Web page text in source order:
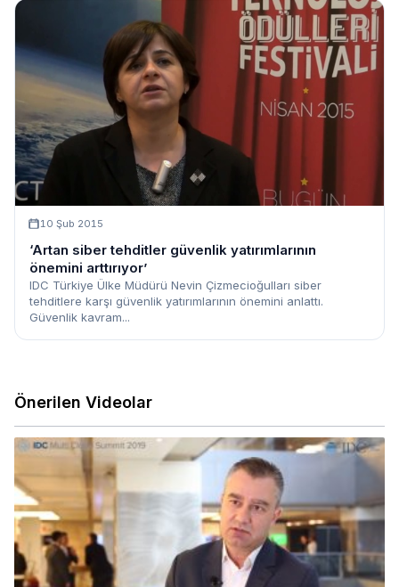
10 Şub 2015
‘Artan siber tehditler güvenlik yatırımlarının
önemini arttırıyor’
IDC Türkiye Ülke Müdürü Nevin Çizmecioğulları siber
tehditlere karşı güvenlik yatırımlarının önemini anlattı.
Güvenlik kavram...
Önerilen Videolar